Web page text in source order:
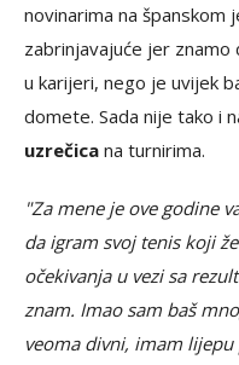
novinarima na španskom
zabrinjavajuće jer znamo
u karijeri, nego je uvijek
domete. Sada nije tako i
uzrečica na turnirima.
"Za mene je ove godine
da igram svoj tenis koji
očekivanja u vezi sa
znam. Imao sam baš
veoma divni, imam